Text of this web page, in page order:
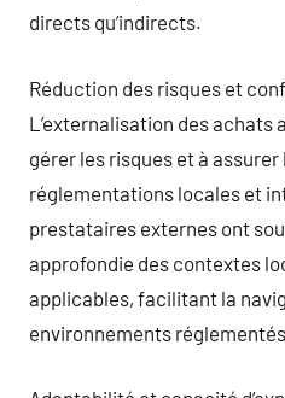
directs qu’indirects.
Réduction des risques et
L’externalisation des achats
gérer les risques et à
réglementations locales et
prestataires externes ont
approfondie des contextes
applicables, facilitant la
environnements